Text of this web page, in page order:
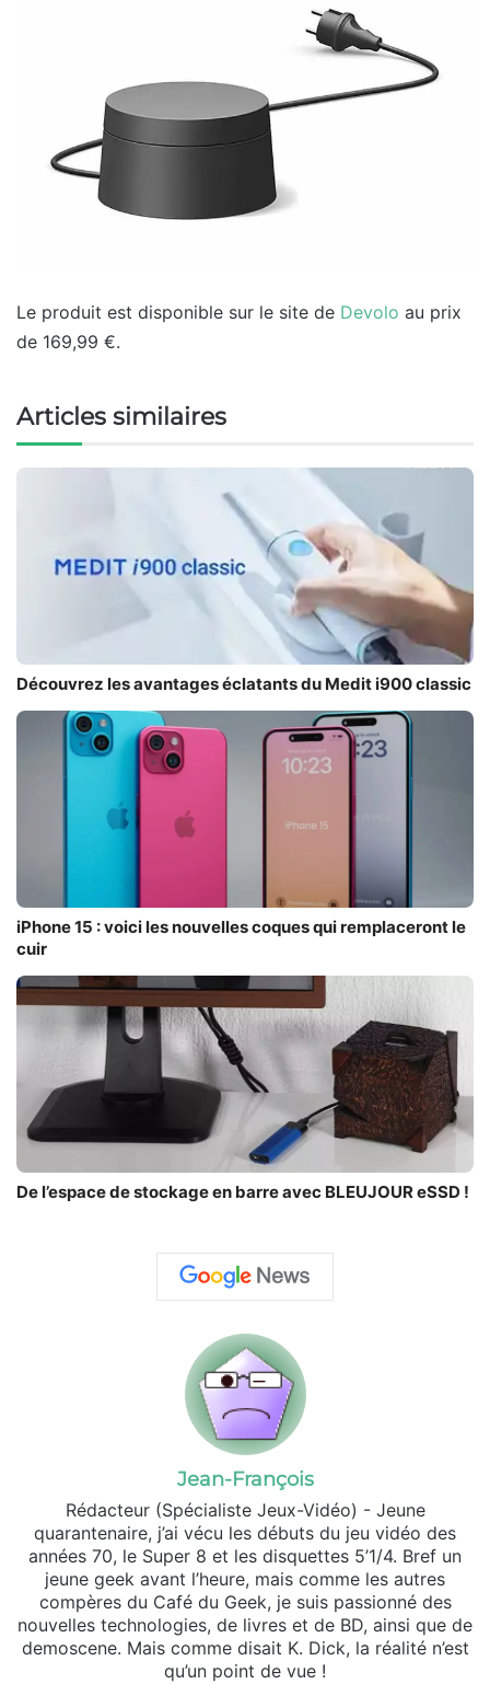
Le produit est disponible sur le site de Devolo au prix
de 169,99 €.
Articles similaires
Découvrez les avantages éclatants du Medit i900 classic
iPhone 15 : voici les nouvelles coques qui remplaceront le
cuir
De l’espace de stockage en barre avec BLEUJOUR eSSD !
Jean-François
Rédacteur (Spécialiste Jeux-Vidéo) - Jeune
quarantenaire, j’ai vécu les débuts du jeu vidéo des
années 70, le Super 8 et les disquettes 5’1/4. Bref un
jeune geek avant l’heure, mais comme les autres
compères du Café du Geek, je suis passionné des
nouvelles technologies, de livres et de BD, ainsi que de
demoscene. Mais comme disait K. Dick, la réalité n’est
qu’un point de vue !